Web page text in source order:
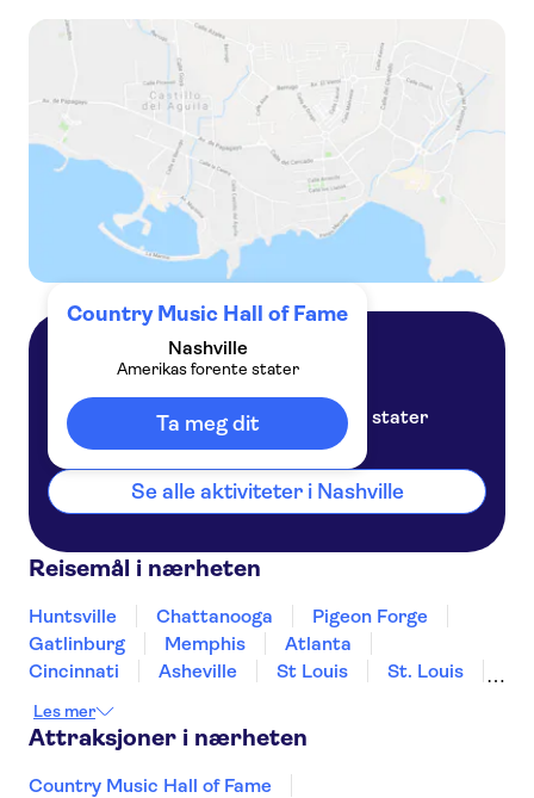
Self-Guided Audio Tour in the Heart of Downtown Nashville
Nashville Soul of Music City night tour
Country Music Hall of Fame
Nashville
Amerikas forente stater
Ta meg ditAmerikas forente stater
Se alle aktiviteter i Nashville
Reisemål i nærheten
Huntsville Chattanooga
Pigeon Forge
Gatlinburg
Memphis
Atlanta
Cincinnati
Asheville St Louis
St. Louis
Les mer
Attraksjoner i nærheten
Country Music Hall of Fame